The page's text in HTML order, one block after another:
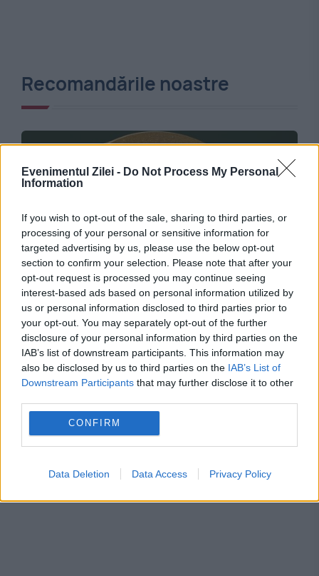
Evenimentul Zilei - Do Not Process My Personal
Information
If you wish to opt-out of the sale, sharing to third parties, or
processing of your personal or sensitive information for
targeted advertising by us, please use the below opt-out
section to confirm your selection. Please note that after your
opt-out request is processed you may continue seeing
interest-based ads based on personal information utilized by
us or personal information disclosed to third parties prior to
your opt-out. You may separately opt-out of the further
disclosure of your personal information by third parties on the
IAB’s list of downstream participants. This information may
also be disclosed by us to third parties on the IAB’s List of
Downstream Participants that may further disclose it to other
CONFIRM
Data Deletion Data Access Privacy Policy
Recomandările noastre
EVZ SPECIAL
A căzut cortina peste JO Milano-Cortina
2026! Ce satisfacții au avut competitorii
români?